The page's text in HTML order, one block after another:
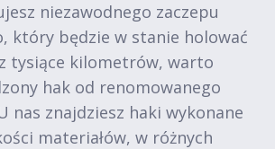
niezawodnego zaczepu
który będzie w stanie holować
tysiące kilometrów, warto
hak od renomowanego
nas znajdziesz haki wykonane
materiałów, w różnych